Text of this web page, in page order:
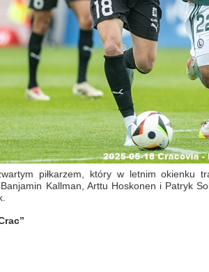
piłkarzem, który w letnim okienku
Kallman, Arttu Hoskonen i Patryk